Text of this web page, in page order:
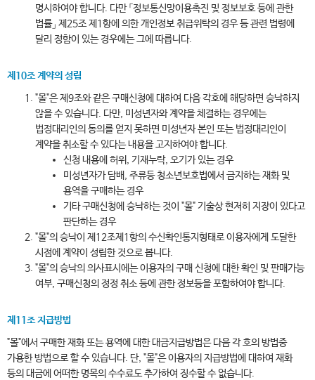
명시하여야 합니다. 다만 「정보통신망이용촉진 및 정보보호 등에 관한
법률」 제25조 제1항에 의한 개인정보 취급위탁의 경우 등 관련 법령에
달리 정함이 있는 경우에는 그에 따릅니다.
제10조 계약의 성립
"몰"은 제9조와 같은 구매신청에 대하여 다음 각호에 해당하면 승낙하지
않을 수 있습니다. 다만, 미성년자와 계약을 체결하는 경우에는
법정대리인의 동의를 얻지 못하면 미성년자 본인 또는 법정대리인이
계약을 취소할 수 있다는 내용을 고지하여야 합니다.
신청 내용에 허위, 기재누락, 오기가 있는 경우
미성년자가 담배, 주류등 청소년보호법에서 금지하는 재화 및
용역을 구매하는 경우
기타 구매신청에 승낙하는 것이 "몰" 기술상 현저히 지장이 있다고
판단하는 경우
"몰"의 승낙이 제12조제1항의 수신확인통지형태로 이용자에게 도달한
시점에 계약이 성립한 것으로 봅니다.
"몰"의 승낙의 의사표시에는 이용자의 구매 신청에 대한 확인 및 판매가능
여부, 구매신청의 정정 취소 등에 관한 정보등을 포함하여야 합니다.
제11조 지급방법
"몰"에서 구매한 재화 또는 용역에 대한 대금지급방법은 다음 각 호의 방법중
가용한 방법으로 할 수 있습니다. 단, "몰"은 이용자의 지급방법에 대하여 재화
등의 대금에 어떠한 명목의 수수료도 추가하여 징수할 수 없습니다.